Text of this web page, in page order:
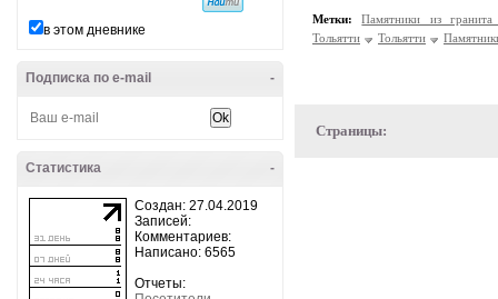
в этом дневнике
-
Подписка по e-mail
-
Статистика
Создан: 27.04.2019
Записей:
Комментариев:
Написано: 6565
Отчеты:
Метки:
Памятники из
Тольятти
Тольятти
Страницы: